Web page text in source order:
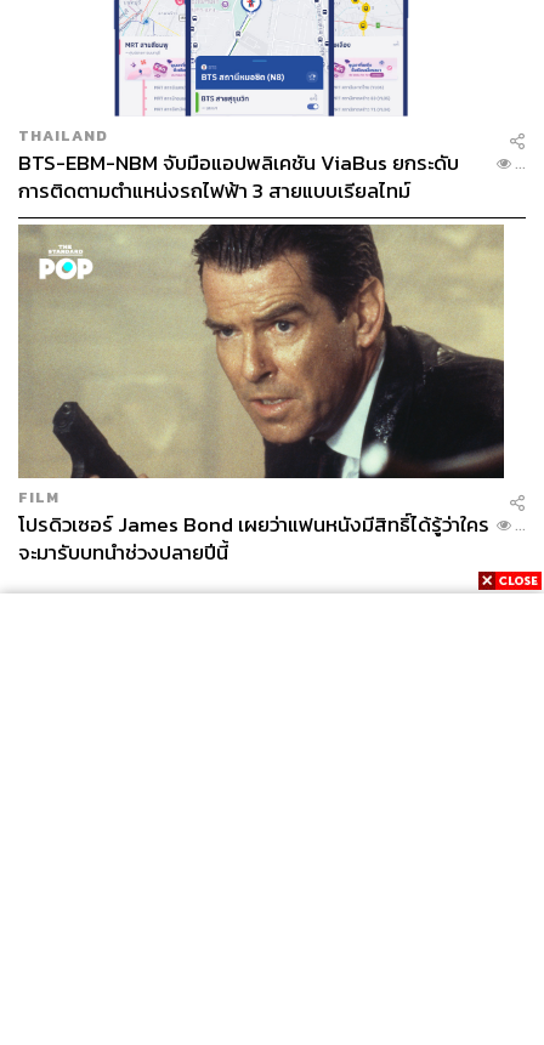
THAILAND
BTS-EBM-NBM จับมือแอปพลิเคชัน ViaBus ยกระดับ
การติดตามตำแหน่งรถไฟฟ้า 3 สายแบบเรียลไทม์
...
FILM
โปรดิวเซอร์ James Bond เผยว่าแฟนหนังมีสิทธิ์ได้รู้ว่าใคร
จะมารับบทนำช่วงปลายปีนี้
...